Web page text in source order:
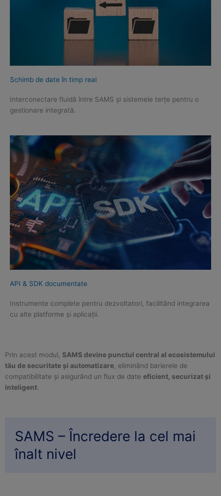
Schimb de date în timp real
Interconectare fluidă între SAMS și sistemele terțe pentru o
gestionare integrată.
API & SDK documentate
Instrumente complete pentru dezvoltatori, facilitând integrarea
cu alte platforme și aplicații.
Prin acest modul, SAMS devine punctul central al ecosistemului
tău de securitate și automatizare, eliminând barierele de
compatibilitate și asigurând un flux de date eficient, securizat și
inteligent.
SAMS – Încredere la cel mai
înalt nivel